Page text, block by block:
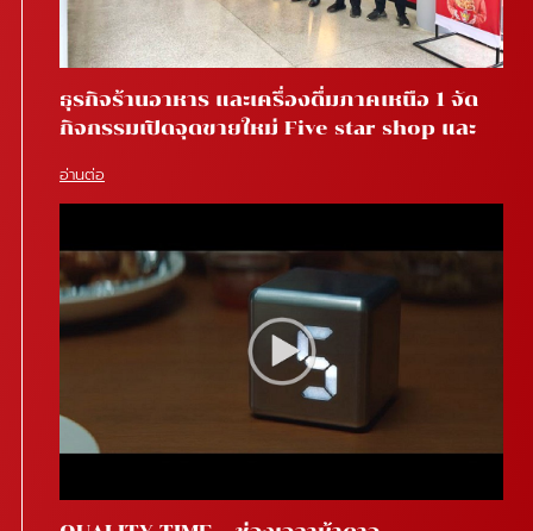
ธุรกิจร้านอาหาร และเครื่องดื่มภาคเหนือ 1 จัด
กิจกรรมเปิดจุดขายใหม่ Five star shop และ
อ่านต่อ